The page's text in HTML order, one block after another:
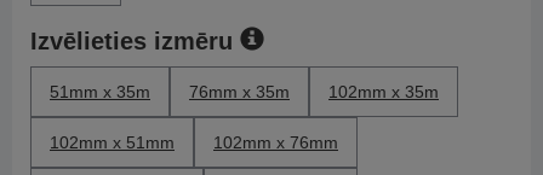
Izvēlieties izmēru
51mm x 35m 76mm x 35m 102mm x 35m
102mm x 51mm 102mm x 76mm